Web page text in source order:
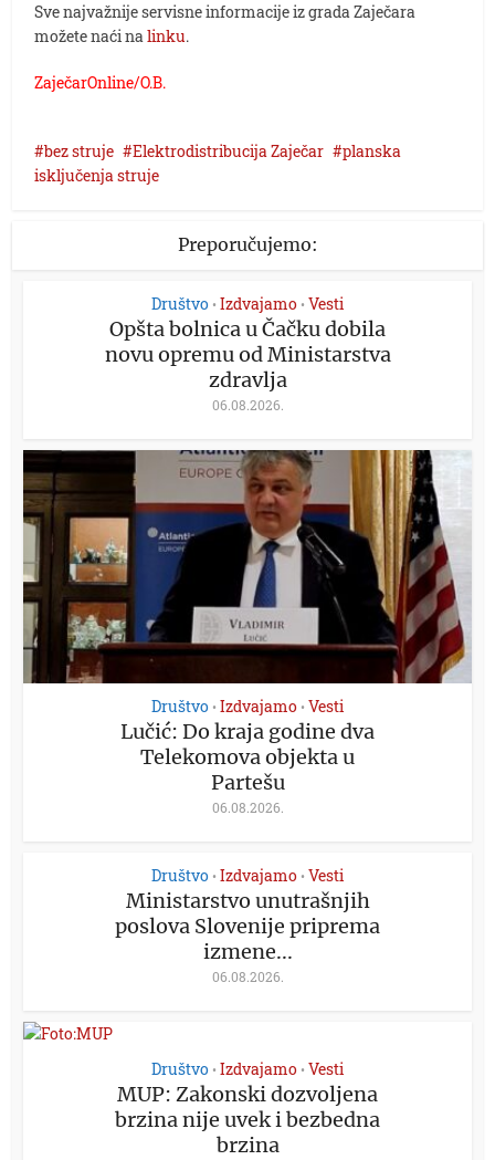
Sve najvažnije servisne informacije iz grada Zaječara
možete naći nalinku.
ZaječarOnline/O.B.
bez struje Elektrodistribucija Zaječar
planska
isključenja struje
Preporučujemo:
Društvo • Izdvajamo • Vesti
Opšta bolnica u Čačku dobila
novu opremu od Ministarstva
zdravlja
06.08.2026.
Društvo • Izdvajamo • Vesti
Lučić: Do kraja godine dva
Telekomova objekta u
Partešu
06.08.2026.
Društvo • Izdvajamo • Vesti
Ministarstvo unutrašnjih
poslova Slovenije priprema
izmene...
06.08.2026.
Društvo • Izdvajamo • Vesti
MUP: Zakonski dozvoljena
brzina nije uvek i bezbedna
brzina